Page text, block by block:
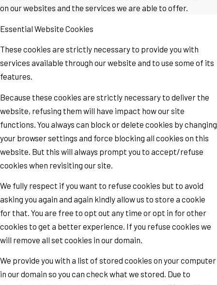
on our websites and the services we are able to offer.
Essential Website Cookies
These cookies are strictly necessary to provide you with
services available through our website and to use some of its
features.
Because these cookies are strictly necessary to deliver the
website, refusing them will have impact how our site
functions. You always can block or delete cookies by changing
your browser settings and force blocking all cookies on this
website. But this will always prompt you to accept/refuse
cookies when revisiting our site.
We fully respect if you want to refuse cookies but to avoid
asking you again and again kindly allow us to store a cookie
for that. You are free to opt out any time or opt in for other
cookies to get a better experience. If you refuse cookies we
will remove all set cookies in our domain.
We provide you with a list of stored cookies on your computer
in our domain so you can check what we stored. Due to